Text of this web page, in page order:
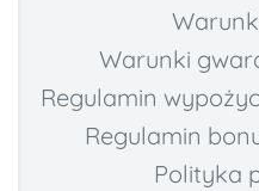
Warunki
Regulamin
Regulamin
Polityka